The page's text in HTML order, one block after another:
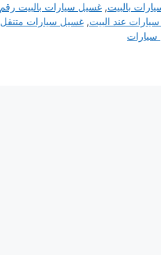
بالبيت, غسيل سيارات بالبيت رقم
عند البيت, غسيل سيارات متنقل